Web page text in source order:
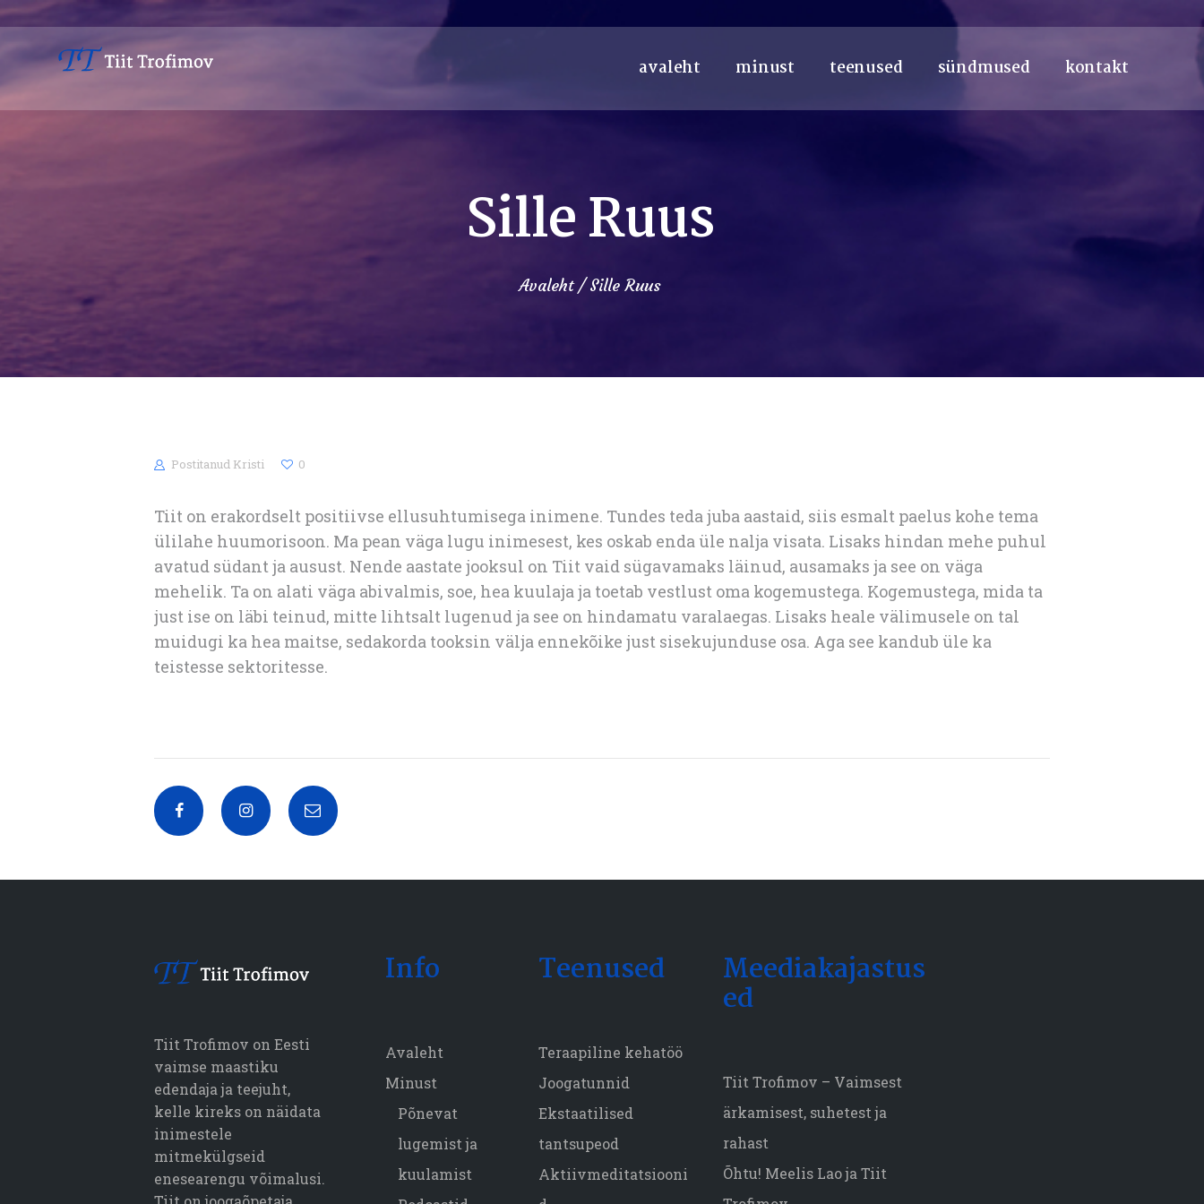
avaleht minust teenused sündmused kontakt
Sille Ruus
Avaleht Sille Ruus
Avaleht
Minust
Teenused
Sündmused
Kontakt
Postitanud Kristi 0
Tiit on erakordselt positiivse ellusuhtumisega inimene. Tundes teda juba aastaid, siis esmalt paelus kohe tema
ülilahe huumorisoon. Ma pean väga lugu inimesest, kes oskab enda üle nalja visata. Lisaks hindan mehe puhul
avatud südant ja ausust. Nende aastate jooksul on Tiit vaid sügavamaks läinud, ausamaks ja see on väga
mehelik. Ta on alati väga abivalmis, soe, hea kuulaja ja toetab vestlust oma kogemustega. Kogemustega, mida ta
just ise on läbi teinud, mitte lihtsalt lugenud ja see on hindamatu varalaegas. Lisaks heale välimusele on tal
muidugi ka hea maitse, sedakorda tooksin välja ennekõike just sisekujunduse osa. Aga see kandub üle ka
teistesse sektoritesse.
Tiit Trofimov on Eesti
vaimse maastiku
edendaja ja teejuht,
kelle kireks on näidata
inimestele
mitmekülgseid
enesearengu võimalusi.
Info
Avaleht
Minust
Põnevat
lugemist ja
kuulamist
Teenused
Teraapiline kehatöö
Joogatunnid
Ekstaatilised
tantsupeod
Aktiivmeditatsiooni
Meediakajastus
ed
Tiit Trofimov – Vaimsest
ärkamisest, suhetest ja
rahast
Õhtu! Meelis Lao ja Tiit